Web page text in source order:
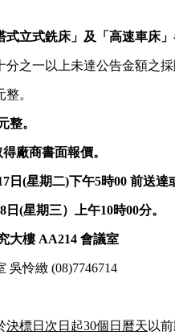
式立式銑床」及「高速車床
分之一以上未達公告金額之採
。
整。
得廠商書面報價。
日(星期二)下午5時00 前送達
日(星期三） 上午10時00分。
大樓 AA214 會議室
吳怜緻 (08)7746714
決標日次日起30個日曆天 以